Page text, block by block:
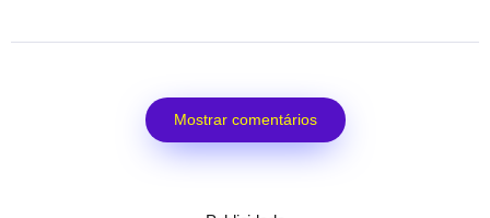
Mostrar comentários